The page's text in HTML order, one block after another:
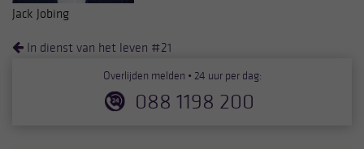
Jack Jobing
In dienst van het leven #21
Overlijden melden • 24 uur per dag:
088 1198 200